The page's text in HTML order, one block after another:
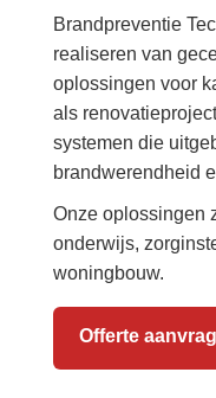
Brandpreventie
realiseren van
oplossingen voor
als
systemen die
brandwerendheid
Onze oplossingen
onderwijs,
woningbouw.
Offerte